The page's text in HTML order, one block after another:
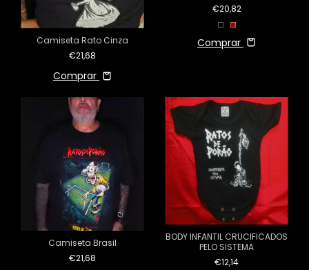
Camiseta Rato Cinza
€21,68
Comprar
€20,82
Comprar
Camiseta Brasil
€21,68
BODY INFANTIL CRUCIFICADOS
PELO SISTEMA
€12,14